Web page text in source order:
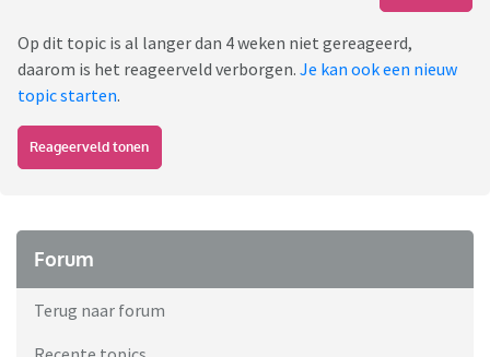
Op dit topic is al langer dan 4 weken niet gereageerd,
daarom is het reageerveld verborgen. Je kan ook een nieuw
topic starten.
Reageerveld tonen
Forum
Terug naar forum